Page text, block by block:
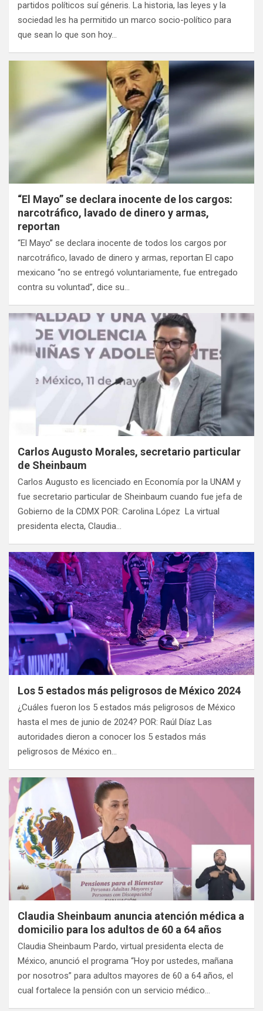
partidos políticos suí géneris. La historia, las leyes y la
sociedad les ha permitido un marco socio-político para
que sean lo que son hoy…
“El Mayo” se declara inocente de los cargos:
narcotráfico, lavado de dinero y armas,
reportan
“El Mayo” se declara inocente de todos los cargos por
narcotráfico, lavado de dinero y armas, reportan El capo
mexicano “no se entregó voluntariamente, fue entregado
contra su voluntad”, dice su…
Carlos Augusto Morales, secretario particular
de Sheinbaum
Carlos Augusto es licenciado en Economía por la UNAM y
fue secretario particular de Sheinbaum cuando fue jefa de
Gobierno de la CDMX POR: Carolina López La virtual
presidenta electa, Claudia…
Los 5 estados más peligrosos de México 2024
¿Cuáles fueron los 5 estados más peligrosos de México
hasta el mes de junio de 2024? POR: Raúl Díaz Las
autoridades dieron a conocer los 5 estados más
peligrosos de México en…
Claudia Sheinbaum anuncia atención médica a
domicilio para los adultos de 60 a 64 años
Claudia Sheinbaum Pardo, virtual presidenta electa de
México, anunció el programa “Hoy por ustedes, mañana
por nosotros” para adultos mayores de 60 a 64 años, el
cual fortalece la pensión con un servicio médico…